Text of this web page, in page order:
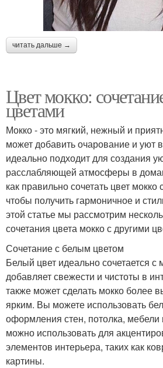
читать дальше →
Цвет мокко:
цветами
Мокко - это мягкий, нежный и
может добавить очарование и уют
идеально подходит для создания
расслабляющей атмосферы в
как правильно сочетать цвет
чтобы получить гармоничное и
этой статье мы рассмотрим
сочетания цвета мокко с другими
Сочетание с белым цветом
Белый цвет идеально сочетается с
добавляет свежести и чистоты в
также может сделать мокко более
ярким. Вы можете использовать
оформления стен, потолка, мебели
можно использовать для
элементов интерьера, таких как
картины.